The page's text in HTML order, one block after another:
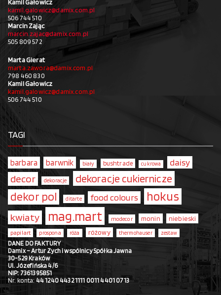
Kamil Gałowicz
kamil.galowicz@damix.com.pl
506 744 510
Marcin Zając
marcin.zajac@damix.com.pl
505 809 572
Marta Gierat
marta.zawora@damix.com.pl
798 460 830
Kamil Gałowicz
kamil.galowicz@damix.com.pl
506 744 510
TAGI
barbara barwnik biały bushtrade cukrowa daisy
decor dekoracje dekoracje cukiernicze
dekor pol ditarte food colours hokus
kwiaty mag.mart modecor monin niebieski
papilart prospona róża różowy thermohauser zestaw
DANE DO FAKTURY
Damix – Artur Zych i wspólnicy Spółka Jawna
30-529 Kraków
Ul. Józefińska 4/6
NIP: 7361395851
Nr. konta: 44 1240 4432 1111 0011 4401 0713